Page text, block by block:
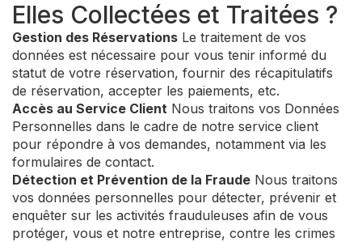
Elles Collectées et Traitées ?
Gestion des Réservations Le traitement de vos
données est nécessaire pour vous tenir informé du
statut de votre réservation, fournir des récapitulatifs
de réservation, accepter les paiements, etc.
Accès au Service Client Nous traitons vos Données
Personnelles dans le cadre de notre service client
pour répondre à vos demandes, notamment via les
formulaires de contact.
Détection et Prévention de la Fraude Nous traitons
vos données personnelles pour détecter, prévenir et
enquêter sur les activités frauduleuses afin de vous
protéger, vous et notre entreprise, contre les crimes